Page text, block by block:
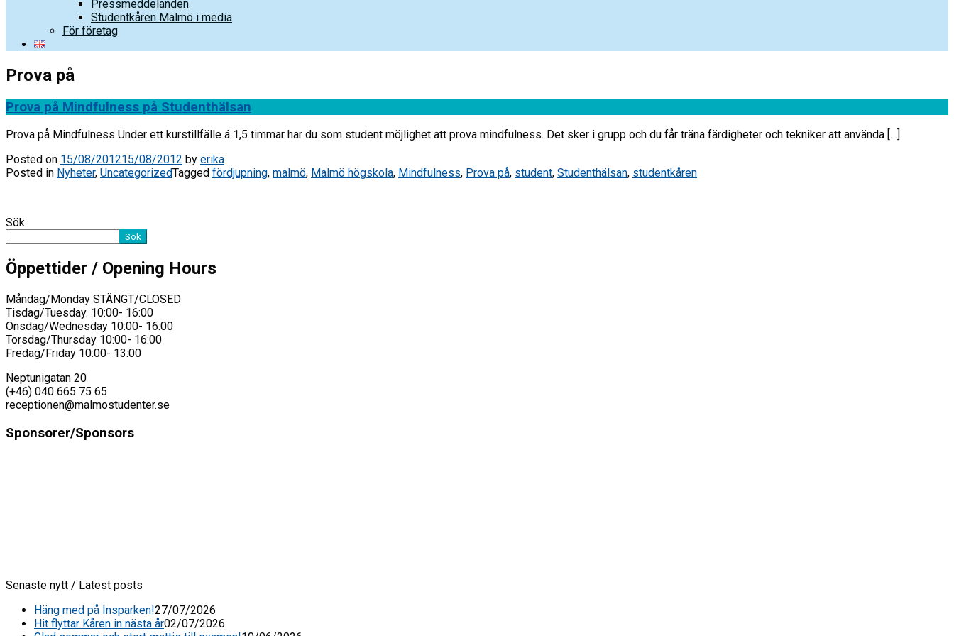
Pressmeddelanden
Studentkåren Malmö i media
För företag
Prova på
Prova på Mindfulness på Studenthälsan
Prova på Mindfulness Under ett kurstillfälle á 1,5 timmar har du som student möjlighet att prova mindfulness. Det sker i grupp och du får träna färdigheter och tekniker att använda […]
Posted on 15/08/201215/08/2012 by erika
Posted in Nyheter, UncategorizedTagged fördjupning, malmö, Malmö högskola, Mindfulness, Prova på, student, Studenthälsan, studentkåren
Sök
Sök
Öppettider / Opening Hours
Måndag/Monday STÄNGT/CLOSED
Tisdag/Tuesday. 10:00- 16:00
Onsdag/Wednesday 10:00- 16:00
Torsdag/Thursday 10:00- 16:00
Fredag/Friday 10:00- 13:00
Neptunigatan 20
(+46) 040 665 75 65
receptionen@malmostudenter.se
Sponsorer/Sponsors
Senaste nytt / Latest posts
Häng med på Insparken!27/07/2026
Hit flyttar Kåren in nästa år02/07/2026